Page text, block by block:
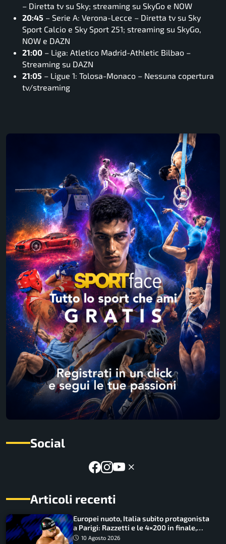
– Diretta tv su Sky; streaming su SkyGo e NOW
20:45 – Serie A: Verona-Lecce – Diretta tv su Sky
Sport Calcio e Sky Sport 251; streaming su SkyGo,
NOW e DAZN
21:00 – Liga: Atletico Madrid-Athletic Bilbao –
Streaming su DAZN
21:05 – Ligue 1: Tolosa-Monaco – Nessuna copertura
tv/streaming
Social
Articoli recenti
Europei nuoto, Italia subito protagonista
a Parigi: Razzetti e le 4×200 in finale,
Quadarella domina gli 800
10 Agosto 2026